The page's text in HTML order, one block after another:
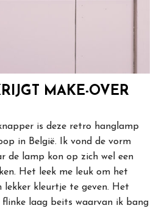
MAKE-OVER
is deze retro hanglamp
in België. Ik vond de vorm
de lamp kon op zich wel een
Het leek me leuk om het
lekker kleurtje te geven. Het
flinke laag beits waarvan ik bang